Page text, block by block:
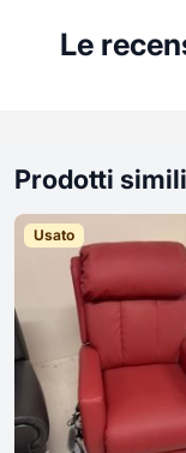
Le
Prodotti simili
Usato